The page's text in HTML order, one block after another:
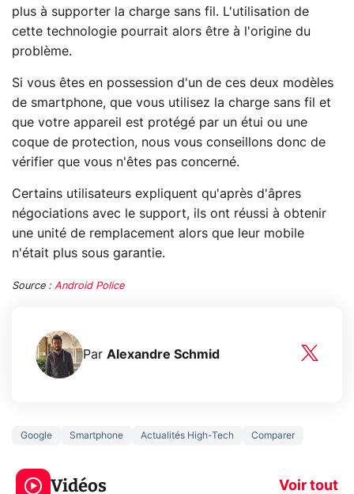
plus à supporter la charge sans fil. L'utilisation de
cette technologie pourrait alors être à l'origine du
problème.
Si vous êtes en possession d'un de ces deux modèles
de smartphone, que vous utilisez la charge sans fil et
que votre appareil est protégé par un étui ou une
coque de protection, nous vous conseillons donc de
vérifier que vous n'êtes pas concerné.
Certains utilisateurs expliquent qu'après d'âpres
négociations avec le support, ils ont réussi à obtenir
une unité de remplacement alors que leur mobile
n'était plus sous garantie.
Source : Android Police
Par Alexandre Schmid
Google Smartphone Actualités High-Tech Comparer
Vidéos Voir tout
5 générations de
jeux dans la
prochaine Xbox !
Ce que vous
navigation